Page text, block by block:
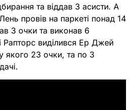
та віддав 3 асисти. А
провів на паркеті понад 14
3 очки та виконав 6
Рапторс виділився Ер Джей
якого 23 очки, та по 3